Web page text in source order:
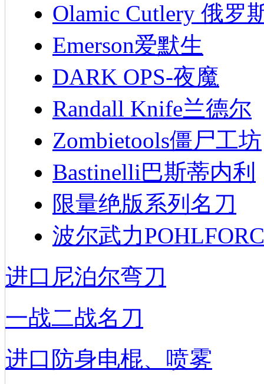
Olamic Cutlery 俄罗
Emerson爱默生
DARK OPS-夜魔
Randall Knife兰德尔
Zombietools僵尸工坊
Bastinelli巴斯蒂内利
限量绝版系列名刀
波尔武力
进口尼泊尔弯刀
一战二战名刀
进口防身电棍、喷雾